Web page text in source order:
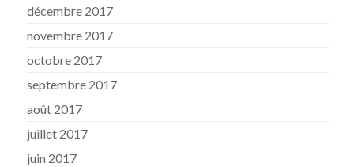
décembre 2017
novembre 2017
octobre 2017
septembre 2017
août 2017
juillet 2017
juin 2017